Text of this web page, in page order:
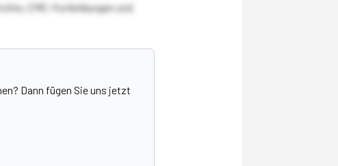
CME-Fortbildungen und
Dann fügen Sie uns jetzt